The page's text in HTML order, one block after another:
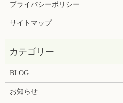
プライバシーポリシー
サイトマップ
BLOG
お知らせ